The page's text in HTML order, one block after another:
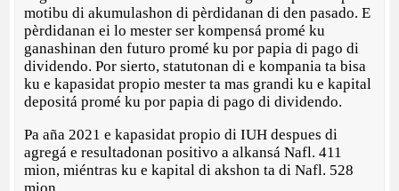
motibu di akumulashon di pèrdidanan di den pasado. E
pèrdidanan ei lo mester ser kompensá promé ku
ganashinan den futuro promé ku por papia di pago di
dividendo. Por sierto, statutonan di e kompania ta bisa
ku e kapasidat propio mester ta mas grandi ku e kapital
depositá promé ku por papia di pago di dividendo.
Pa aña 2021 e kapasidat propio di IUH despues di
agregá e resultadonan positivo a alkansá Nafl. 411
mion, miéntras ku e kapital di akshon ta di Nafl. 528